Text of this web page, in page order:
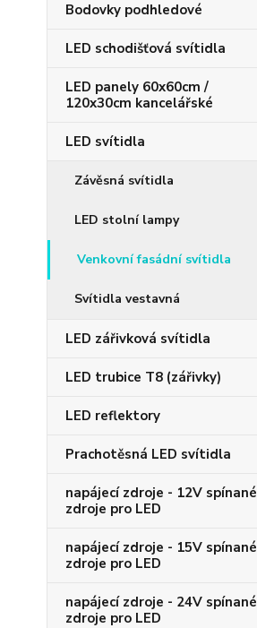
Bodovky podhledové
LED schodišťová svítidla
LED panely 60x60cm /
120x30cm kancelářské
LED svítidla
Závěsná svítidla
LED stolní lampy
Venkovní fasádní svítidla
Svítidla vestavná
LED zářivková svítidla
LED trubice T8 (zářivky)
LED reflektory
Prachotěsná LED svítidla
napájecí zdroje - 12V spínané
zdroje pro LED
napájecí zdroje - 15V spínané
zdroje pro LED
napájecí zdroje - 24V spínané
zdroje pro LED